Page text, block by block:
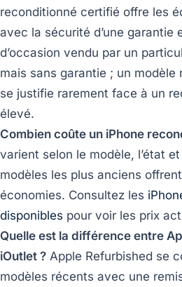
reconditionné certifié offre les
avec la sécurité d’une garantie
d’occasion vendu par un
mais sans garantie ; un
se justifie rarement face à un
élevé.
Combien coûte un iPhone
varient selon le modèle, l’état
modèles les plus anciens
économies. Consultez les
disponibles pour voir les prix
Quelle est la différence entre
iOutlet ? Apple Refurbished se
modèles récents avec une